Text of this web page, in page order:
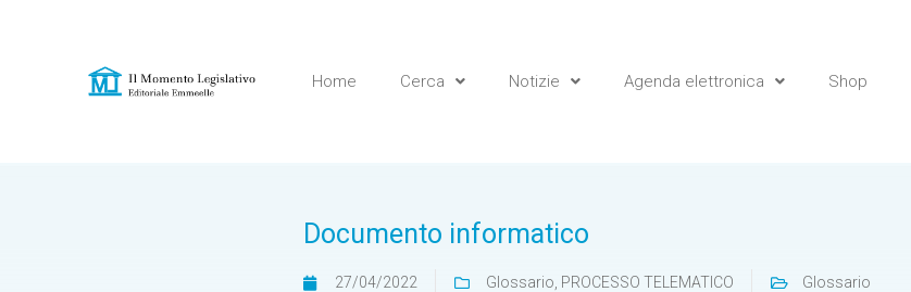
Home Cerca Notizie Agenda elettronica Shop
Documento informatico
27/04/2022 Glossario PROCESSO TELEMATICO Glossario